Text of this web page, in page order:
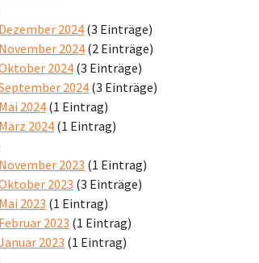
Dezember 2024 (3 Einträge)
November 2024 (2 Einträge)
2024(3 Einträge)
2024 (3 Einträge)
Mai 2024 (1 Eintrag)
März 2024 (1 Eintrag)
November 2023 (1 Eintrag)
2023 (3 Einträge)
Mai 2023 (1 Eintrag)
Februar 2023 (1 Eintrag)
2023 (1 Eintrag)